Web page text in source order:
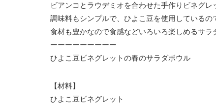
ビアンコとラウデミオを合わせた手作りビネグレ
調味料もシンプルで、ひよこ豆を使用しているの
食材も豊かなので食感などいろいろ楽しめるサラ
ーーーーーーーーー
ひよこ豆ビネグレットの春のサラダボウル
【材料】
ひよこ豆ビネグレット